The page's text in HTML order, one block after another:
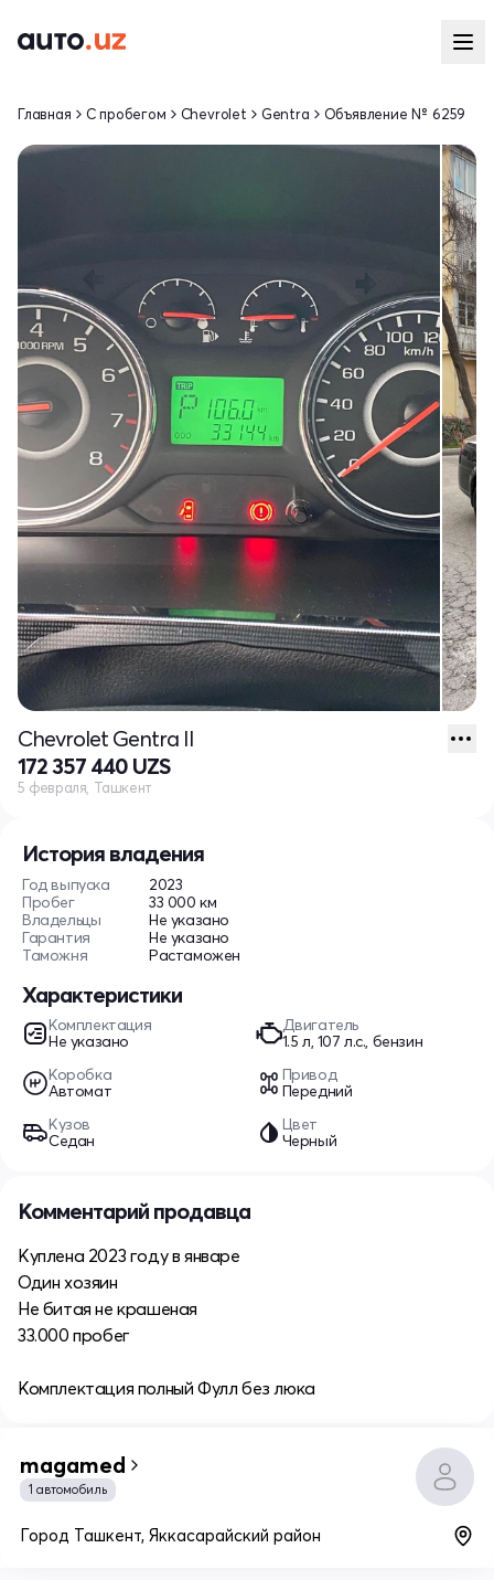
История владения
Год выпуска
2023
Пробег
33 000 км
Владельцы
Не указано
Гарантия
Не указано
Таможня
Растаможен
Характеристики
Комплектация
Не указано
Двигатель
1.5 л, 107 л.с., бензин
Коробка
Автомат
Привод
Передний
Кузов
Седан
Цвет
Черный
Главная С пробегом Chevrolet Gentra Объявление № 6259
Chevrolet Gentra II
172 357 440 UZS
5 февраля, Ташкент
Комментарий продавца
Куплена 2023 году в январе
Один хозяин
Не битая не крашеная
33.000 пробег
Комплектация полный Фулл без люка
magamed
1 автомобиль
Город Ташкент, Яккасарайский район